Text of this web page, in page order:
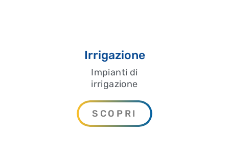
Irrigazione
Impianti di
irrigazione
SCOPRI